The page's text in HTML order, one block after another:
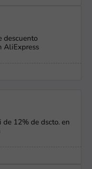
descuento
AliExpress
de 12% de dscto. en